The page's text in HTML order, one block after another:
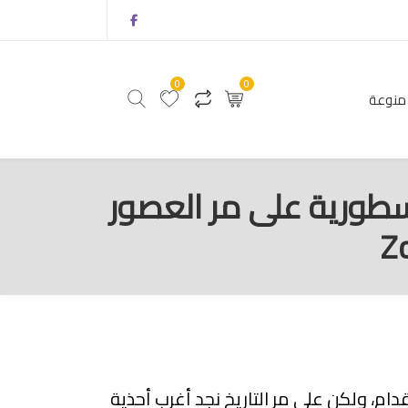
0
0
0
0
على مر العصور
ولكن على مر التاريخ نجد أغرب أحذية